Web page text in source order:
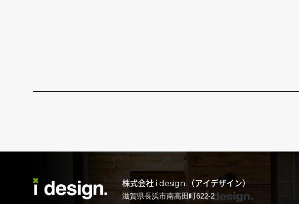
株式会社 i design.（アイデザイン）
滋賀県長浜市南高田町622-2